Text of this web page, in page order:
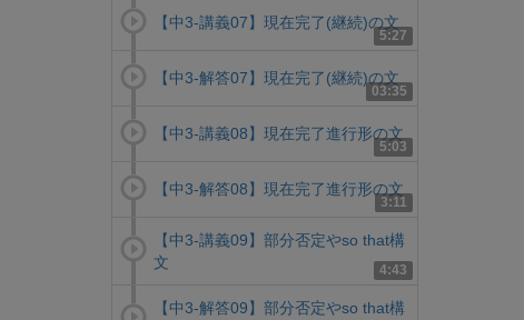
5:27
【中3-講義07】現在完了(継続)の文
03:35
【中3-解答07】現在完了(継続)の文
5:03
【中3-講義08】現在完了進行形の文
3:11
【中3-解答08】現在完了進行形の文
4:43
【中3-講義09】部分否定やso that構
文
【中3-解答09】部分否定やso that構